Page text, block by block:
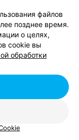
файлов
позднее время.
о целях,
cookie вы
обработки